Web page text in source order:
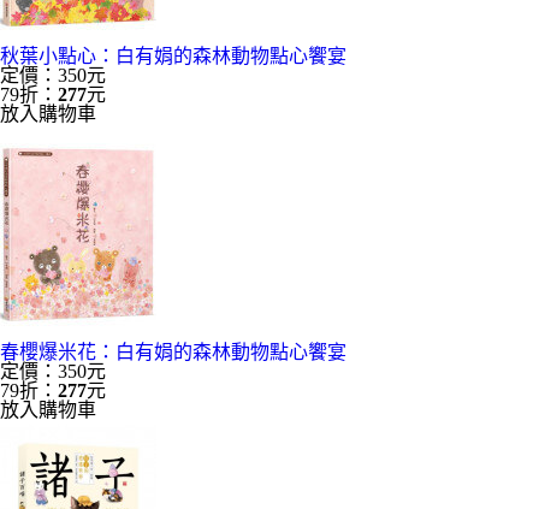
秋葉小點心：白有娟的森林動物點心饗宴
定價：350元
79折： 277元
放入購物車
春櫻爆米花：白有娟的森林動物點心饗宴
定價：350元
79折： 277元
放入購物車